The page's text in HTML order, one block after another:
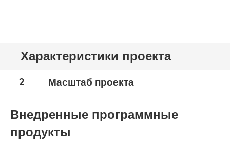
Характеристики проекта
2 Масштаб проекта
Внедренные программные
продукты